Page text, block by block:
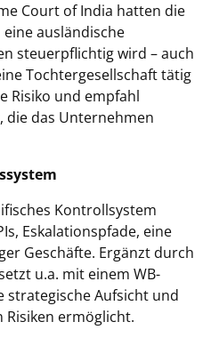
Court of India hatten die
ausländische
steuerpflichtig wird – auch
Tochtergesellschaft tätig
Risiko und empfahl
die das Unternehmen
Kontrollsystem
Eskalationspfade, eine
Geschäfte. Ergänzt durch
u.a. mit einem WB-
strategische Aufsicht und
ermöglicht.